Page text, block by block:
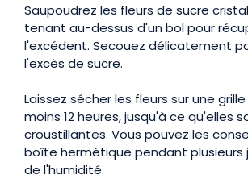
Saupoudrez les fleurs de sucre
tenant au-dessus d'un bol pour
l'excédent. Secouez délicatement
l'excès de sucre.
Laissez sécher les fleurs sur une
moins 12 heures, jusqu'à ce qu'elles
croustillantes. Vous pouvez les
boîte hermétique pendant plusieurs
de l'humidité.